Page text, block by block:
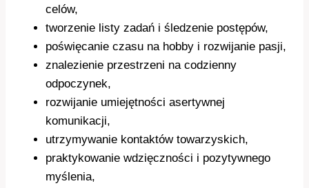
celów,
tworzenie listy zadań i śledzenie postępów,
poświęcanie czasu na hobby i rozwijanie pasji,
znalezienie przestrzeni na codzienny
odpoczynek,
rozwijanie umiejętności asertywnej
komunikacji,
utrzymywanie kontaktów towarzyskich,
praktykowanie wdzięczności i pozytywnego
myślenia,